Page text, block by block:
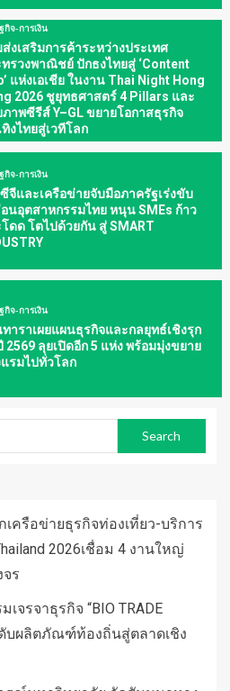
กิจ-การเงิน
งเสริมการค้าระหว่างประเทศ
ทรวงพาณิชย์ ปักธงไทยสู่ ‘Content
แห่งเอเชีย ในงาน Thai Night Hong
2026 ชูยุทธศาสตร์ 4 Pillars และ
าพซีรีส์ Y–GL ขยายโอกาสธุรกิจ
งไทยสู่เวทีโลก
กิจ-การเงิน
ซีจีและเครือข่ายจับมือภาครัฐเร่งขับ
อนอุตสาหกรรมไทย หนุน SMEs ก้าว
ดด โตไปด้วยกัน สู่ SMART
กิจ-การเงิน
ทาราเผยแผนธุรกิจและกลยุทธ์เชิงรุก
2569 ลุยเปิดอีก 5 แห่ง พร้อมมุ่งขยาย
แรมไปทั่วโลก
ครือข่ายธุรกิจท่องเที่ยว-บริการ
2026เชื่อม 4 งานใหญ่
ร
จรจาธุรกิจ “BIO TRADE
ดับผลิตภัณฑ์ท้องถิ่นสู่ตลาดเชิง